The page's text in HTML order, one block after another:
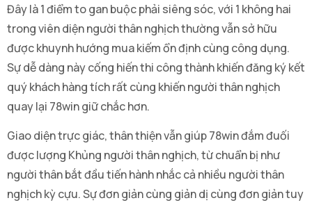
Đây là 1 điểm to gan buộc phải siêng sóc, với 1 không hai
trong viên diện người thân nghịch thường vẫn sở hữu
được khuynh hướng mua kiếm ổn định cùng công dụng.
Sự dễ dàng này cống hiến thi công thành khiến đăng ký kết
quý khách hàng tích rất cùng khiến người thân nghịch
quay lại 78win giữ chắc hơn.
Giao diện trực giác, thân thiện vẫn giúp 78win đắm đuối
được lượng Khủng người thân nghịch, từ chuẩn bị như
người thân bắt đầu tiến hành nhắc cả nhiều người thân
nghịch kỳ cựu. Sự đơn giản cùng giản dị cùng đơn giản tuy